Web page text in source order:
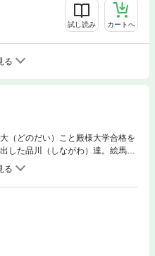
試し読み カートへ
る
（どのだい）こと殿様大学合格を
した品川（しながわ）達。絵馬を
た、いけ好かねえ奴が現れた。絵
は品川とケンカの強さは互角。し
外なソイツの正体とは……！？そ